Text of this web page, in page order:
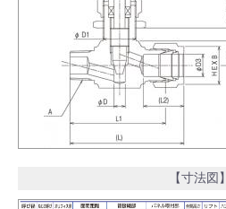
【寸法図】